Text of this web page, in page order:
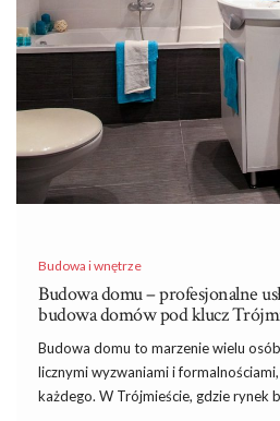
Budowa i wnętrze
Budowa domu – profesjonalne
budowa domów pod klucz
Budowa domu to marzenie wielu
licznymi wyzwaniami i
każdego. W Trójmieście, gdzie rynek